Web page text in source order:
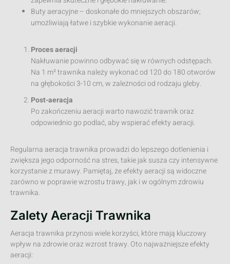
Buty aeracyjne – doskonałe do mniejszych obszarów;
umożliwiają łatwe i szybkie wykonanie aeracji.
Proces aeracji
Nakłuwanie powinno odbywać się w równych odstępach.
Na 1 m² trawnika należy wykonać od 120 do 180 otworów
na głębokości 3-10 cm, w zależności od rodzaju gleby.
Post-aeracja
Po zakończeniu aeracji warto nawozić trawnik oraz
odpowiednio go podlać, aby wspierać efekty aeracji.
Regularna aeracja trawnika prowadzi do lepszego dotlenienia i
zwiększa jego odporność na stres, takie jak susza czy intensywne
korzystanie z murawy. Pamiętaj, że efekty aeracji są widoczne
zarówno w poprawie wzrostu trawy, jak i w ogólnym zdrowiu
trawnika.
Zalety Aeracji Trawnika
Aeracja trawnika przynosi wiele korzyści, które mają kluczowy
wpływ na zdrowie oraz wzrost trawy. Oto najważniejsze efekty
aeracji: